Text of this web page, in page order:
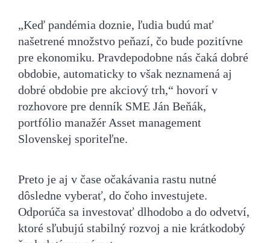
„Keď pandémia doznie, ľudia budú mať
našetrené množstvo peňazí, čo bude pozitívne
pre ekonomiku. Pravdepodobne nás čaká dobré
obdobie, automaticky to však neznamená aj
dobré obdobie pre akciový trh,“ hovorí v
rozhovore pre denník SME Ján Beňák,
portfólio manažér Asset management
Slovenskej sporiteľne.
Preto je aj v čase očakávania rastu nutné
dôsledne vyberať, do čoho investujete.
Odporúča sa investovať dlhodobo a do odvetví,
ktoré sľubujú stabilný rozvoj a nie krátkodobý